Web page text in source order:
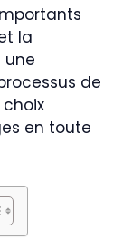
la
une
de
en toute